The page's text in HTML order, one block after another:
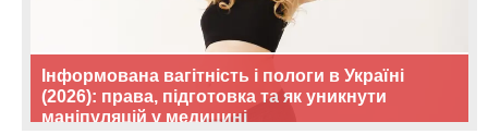
Інформована вагітність і пологи в Україні
(2026): права, підготовка та як уникнути
маніпуляцій у медицині